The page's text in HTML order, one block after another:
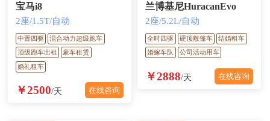
宝马i8
2座/1.5T/自动
中置四驱
混合动力超级跑车
顶级跑车出租
豪车租赁
婚礼租车
￥2500/天 在线咨询
兰博基尼HuracanEvo
2座/5.2L/自动
全时四驱 硬顶敞篷车
结婚租车
婚嫁车队
公司活动用车
￥2888/天 在线咨询